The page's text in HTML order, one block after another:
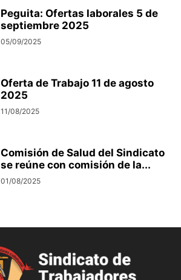
Peguita: Ofertas laborales 5 de
septiembre 2025
05/09/2025
Oferta de Trabajo 11 de agosto
2025
11/08/2025
Comisión de Salud del Sindicato
se reúne con comisión de la...
01/08/2025